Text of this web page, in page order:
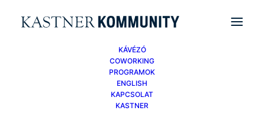
KÁVÉZÓ
COWORKING
PROGRAMOK
ENGLISH
KAPCSOLAT
KASTNER